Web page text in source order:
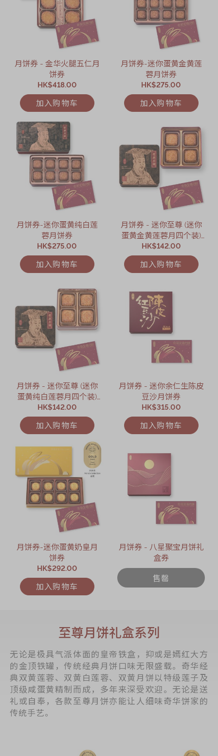
月饼券 - 金华火腿五仁月
饼券
HK$418.00
加入购物车
月饼券-迷你蛋黄金黄莲
蓉月饼券
HK$275.00
加入购物车
月饼券-迷你蛋黄纯白莲
蓉月饼券
HK$275.00
加入购物车
月饼券 - 迷你至尊 (迷你
蛋黄金黄莲蓉月四个装)
月饼券
HK$142.00
加入购物车
月饼券 - 迷你至尊 (迷你
蛋黄纯白莲蓉月四个装)
月饼券
HK$142.00
加入购物车
月饼券 - 迷你余仁生陈皮
豆沙月饼券
HK$315.00
加入购物车
月饼券-迷你蛋黄奶皇月
饼券
HK$292.00
加入购物车
月饼券 - 八星聚宝月饼礼
盒券
售罄
至尊月饼礼盒系列
无论是极具气派体面的皇帝铁盒，抑或是嫣红大方
的金顶铁罐，传统经典月饼口味无限盛载。奇华经
典双黄莲蓉、双黄白莲蓉、双黄月饼以特级莲子及
顶级咸蛋黄精制而成，多年来深受欢迎。无论是送
礼或自奉，各款至尊月饼亦能让人细味奇华饼家的
传统手艺。